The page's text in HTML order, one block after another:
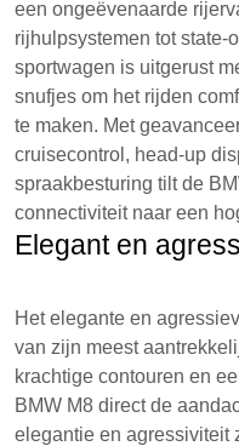
een ongeëvenaarde
rijhulpsystemen tot state-
sportwagen is uitgerust
snufjes om het rijden
te maken. Met
cruisecontrol, head-up
spraakbesturing tilt de
connectiviteit naar een
Elegant en
Het elegante en
van zijn meest
krachtige contouren en
BMW M8 direct de
elegantie en agressiviteit